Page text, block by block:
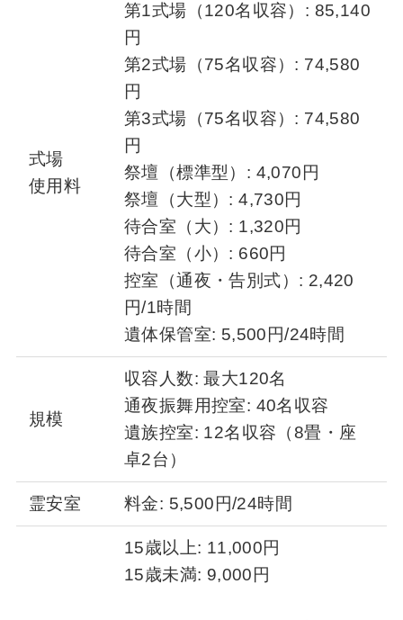
式場
使用料
第1式場（120名収容）: 85,140
円
第2式場（75名収容）: 74,580
円
第3式場（75名収容）: 74,580
円
祭壇（標準型）: 4,070円
祭壇（大型）: 4,730円
待合室（大）: 1,320円
待合室（小）: 660円
控室（通夜・告別式）: 2,420
円/1時間
遺体保管室: 5,500円/24時間
規模
収容人数: 最大120名
通夜振舞用控室: 40名収容
遺族控室: 12名収容（8畳・座
卓2台）
霊安室 料金: 5,500円/24時間
15歳以上: 11,000円
15歳未満: 9,000円